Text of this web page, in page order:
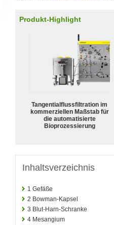
Produkt-Highlight
Tangentialflussfiltration im
kommerziellen Maßstab für
die automatisierte
Bioprozessierung
Inhaltsverzeichnis
1 Gefäße
2 Bowman-Kapsel
3 Blut-Harn-Schranke
4 Mesangium